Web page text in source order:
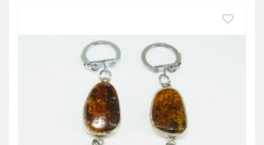
способны охранять от сглаза - среди представленных в
разделе самоцветов такую функцию имеют все. И если
колье, серьги или кольцо с камнем не всегда будут при
Вас, то уж ключи Вы точно захватите с собой,
переступая за порог дома! Прикреплённый к ним
набор камней будет служить Вам хорошим оберегом и
стильным украшением - ведь натуральный камень, как
и всё природное, неизменно в моде.
Брелок с самоцветами станет хорошим подарком по
любому поводу, его с удовольствием принимают как
сувенир на память или амулет.